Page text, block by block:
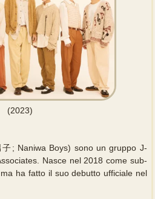
(2023)
; Naniwa Boys) sono un gruppo J-
Nasce nel 2018 come sub-
ha fatto il suo debutto ufficiale nel